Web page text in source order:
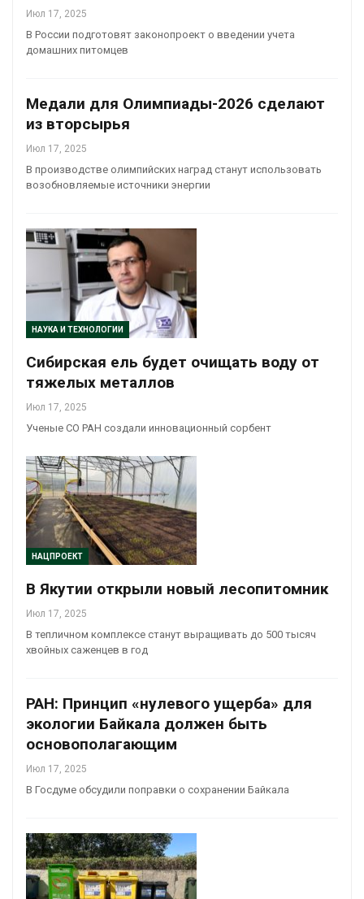
Июл 17, 2025
В России подготовят законопроект о введении учета
домашних питомцев
Медали для Олимпиады-2026 сделают
из вторсырья
Июл 17, 2025
В производстве олимпийских наград станут использовать
возобновляемые источники энергии
НАУКА И ТЕХНОЛОГИИ
Сибирская ель будет очищать воду от
тяжелых металлов
Июл 17, 2025
Ученые СО РАН создали инновационный сорбент
НАЦПРОЕКТ
В Якутии открыли новый лесопитомник
Июл 17, 2025
В тепличном комплексе станут выращивать до 500 тысяч
хвойных саженцев в год
РАН: Принцип «нулевого ущерба» для
экологии Байкала должен быть
основополагающим
Июл 17, 2025
В Госдуме обсудили поправки о сохранении Байкала